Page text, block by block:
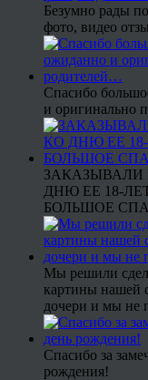
Безумно рады
фото, видео
Спасибо
и оригинально
ЗАКАЗЫВАЛИ
ДНЮ ЕЕ 18-
БОЛЬШОЕ
Мы решили
картины нашей
дочери и мы не
Спасибо за
рождения!